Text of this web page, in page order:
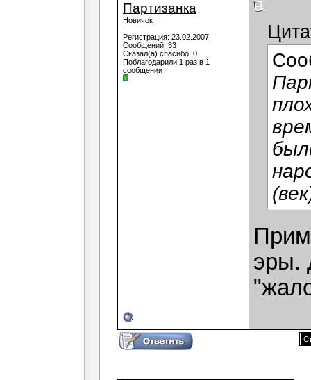
Партизанка
Новичок
Регистрация: 23.02.2007
Сообщений: 33
Сказал(а) спасибо: 0
Поблагодарили 1 раз в 1
сообщении
эры.